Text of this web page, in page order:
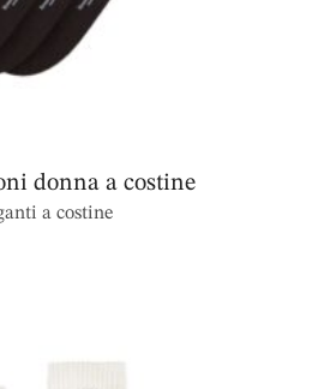
donna a costine
a costine